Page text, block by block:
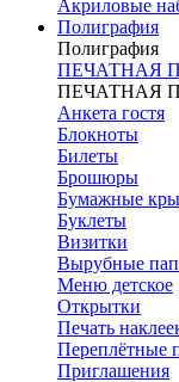
Акриловые
Полиграфия
Полиграфия
ПЕЧАТНАЯ
ПЕЧАТНАЯ
Анкета гостя
Блокноты
Билеты
Брошюры
Бумажные
Буклеты
Визитки
Вырубные
Меню детское
Открытки
Печать
Переплётные
Приглашения